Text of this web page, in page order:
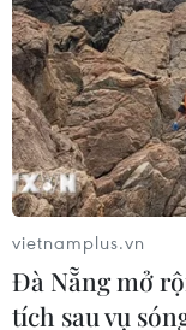
Theo dõi
TIN LIÊN
vietnamplus.vn
Đà Nẵng mở
tích sau vụ